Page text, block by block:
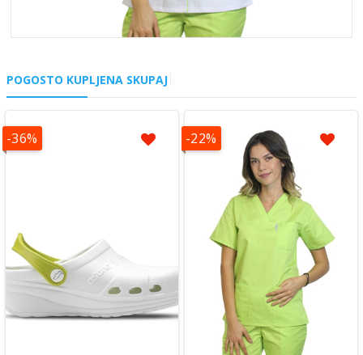
POGOSTO KUPLJENA SKUPAJ
-36% -22%